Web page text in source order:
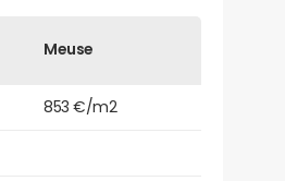
Meuse
853 €/m2